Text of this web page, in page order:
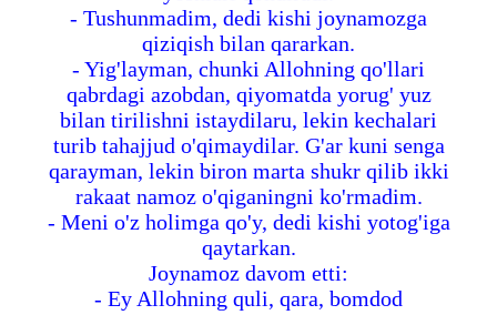
- Tushunmadim, dedi kishi joynamozga
qiziqish bilan qararkan.
- Yig'layman, chunki Allohning qo'llari
qabrdagi azobdan, qiyomatda yorug' yuz
bilan tirilishni istaydilaru, lekin kechalari
turib tahajjud o'qimaydilar. G'ar kuni senga
qarayman, lekin biron marta shukr qilib ikki
rakaat namoz o'qiganingni ko'rmadim.
- Meni o'z holimga qo'y, dedi kishi yotog'iga
qaytarkan.
Joynamoz davom etti:
- Ey Allohning quli, qara, bomdod